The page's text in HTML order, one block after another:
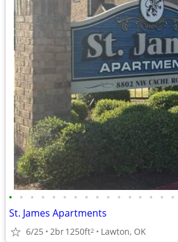
• • • • • • • • • • • • • • • •
St. James Apartments
6/25 2br1250ft2 Lawton, OK